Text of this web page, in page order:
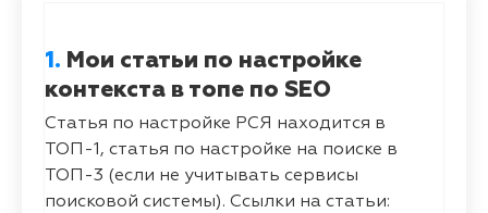
1. Мои статьи по настройке
контекста в топе по SEO
Статья по настройке РСЯ находится в
ТОП-1, статья по настройке на поиске в
ТОП-3 (если не учитывать сервисы
поисковой системы). Ссылки на статьи: